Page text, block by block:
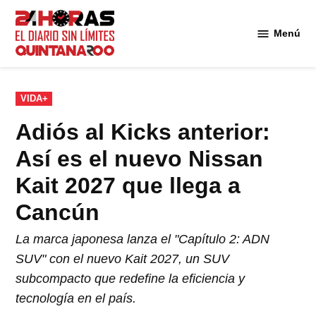
Saltar
contenido
Menú
PUBLICADO
EN
VIDA+
Adiós al Kicks anterior:
Así es el nuevo Nissan
Kait 2027 que llega a
Cancún
La marca japonesa lanza el "Capítulo 2: ADN
SUV" con el nuevo Kait 2027, un SUV
subcompacto que redefine la eficiencia y
tecnología en el país.